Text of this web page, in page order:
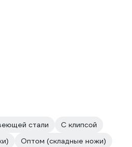
стали
C клипсой
Оптом (складные ножи)